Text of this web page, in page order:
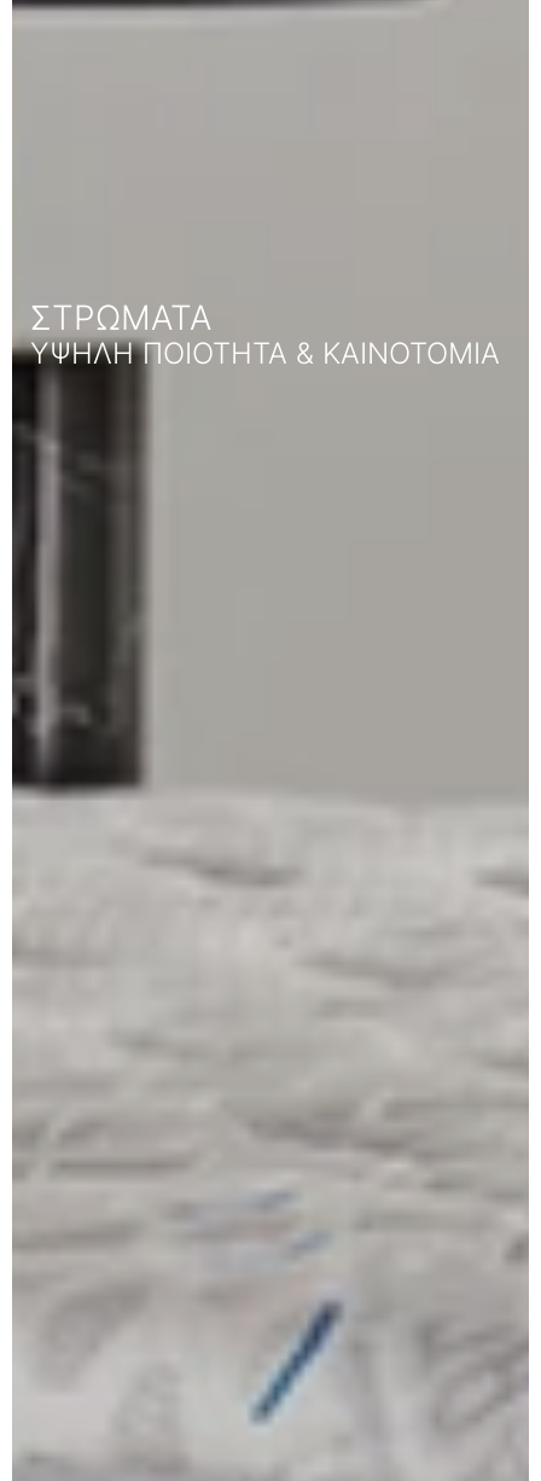
ΣΤΡΩΜΑΤΑ
ΥΨΗΛΗ ΠΟΙΟΤΗΤΑ & ΚΑΙΝΟΤΟΜΙΑ